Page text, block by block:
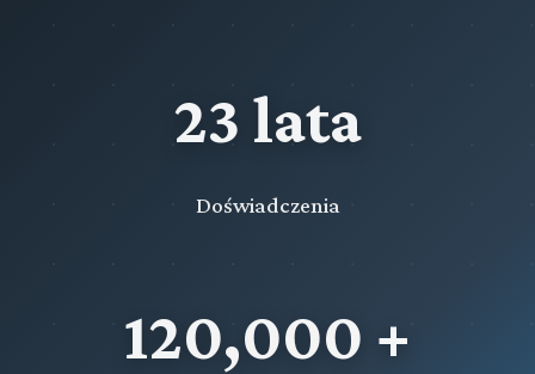
23 lata
Doświadczenia
120,000 +